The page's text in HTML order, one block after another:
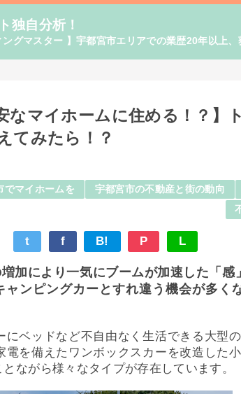
独自分析！
グマスター 】宇都宮市エリアでの業歴20年以上
なマイホームに住める！？】
てみたら！？
でマイホームを 宇都宮市の不動産と街の動向
t f B! P L
加により一気にブームが加速した「感
ンピングカーとすれ違う機会が多く
にベッドなど不自由なく生活できる大型
電を備えたワンボックスカーを改造した
ながら様々なタイプが存在しています。